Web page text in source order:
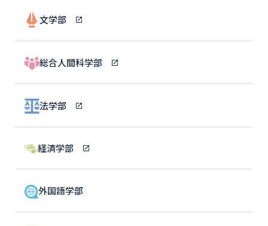
文学部
総合人間科学部
法学部
経済学部
外国語学部